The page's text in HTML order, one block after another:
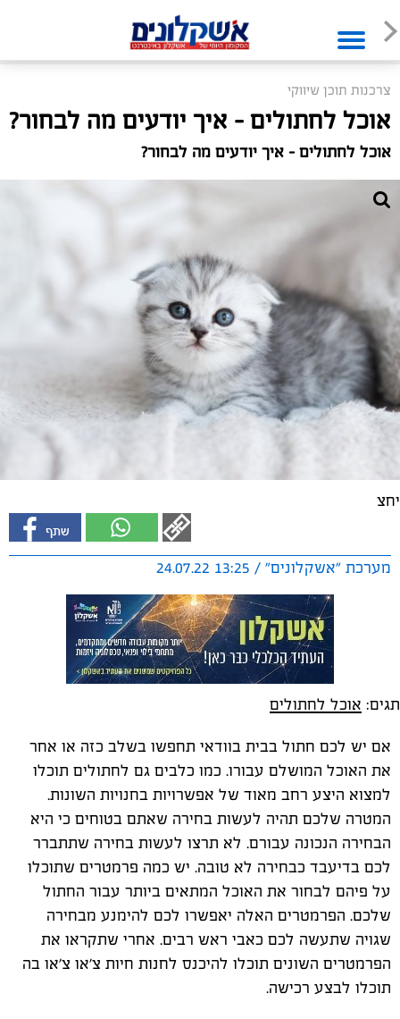
צרכנות תוכן שיווקי
אוכל לחתולים – איך יודעים מה לבחור?
אוכל לחתולים – איך יודעים מה לבחור?
יחצ
מערכת "אשקלונים" / 13:25 24.07.22
תגים: אוכל לחתולים
אם יש לכם חתול בבית בוודאי תחפשו בשלב כזה או אחר
את האוכל המושלם עבורו. כמו כלבים גם לחתולים תוכלו
למצוא היצע רחב מאוד של אפשרויות בחנויות השונות.
המטרה שלכם תהיה לעשות בחירה שאתם בטוחים כי היא
הבחירה הנכונה עבורם. לא תרצו לעשות בחירה שתתברר
לכם בדיעבד כבחירה לא טובה. יש כמה פרמטרים שתוכלו
על פיהם לבחור את האוכל המתאים ביותר עבור החתול
שלכם. הפרמטרים האלה יאפשרו לכם להימנע מבחירה
שגויה שתעשה לכם כאבי ראש רבים. אחרי שתקראו את
הפרמטרים השונים תוכלו להיכנס לחנות חיות צ'או צ'או בה
תוכלו לבצע רכישה.